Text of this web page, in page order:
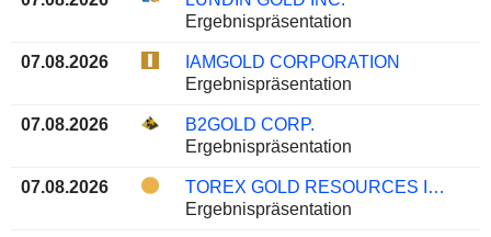
Ergebnispräsentation
07.08.2026
IAMGOLD CORPORATION
Ergebnispräsentation
07.08.2026
B2GOLD CORP.
Ergebnispräsentation
07.08.2026
TOREX GOLD RESOURCES INC.
Ergebnispräsentation